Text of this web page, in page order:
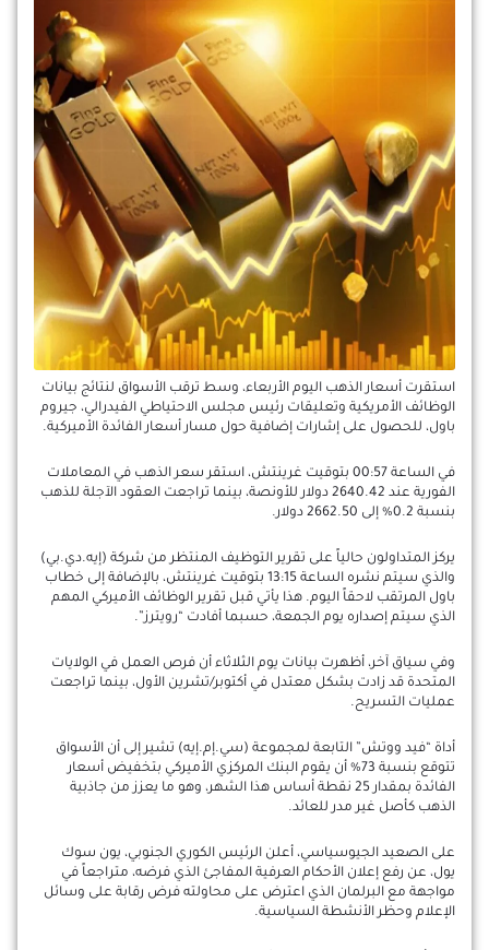
استقرت أسعار الذهب اليوم الأربعاء، وسط ترقب الأسواق لنتائج بيانات
الوظائف الأمريكية وتعليقات رئيس مجلس الاحتياطي الفيدرالي، جيروم
باول، للحصول على إشارات إضافية حول مسار أسعار الفائدة الأميركية.
في الساعة 00:57 بتوقيت غرينتش، استقر سعر الذهب في المعاملات
الفورية عند 2640.42 دولار للأونصة، بينما تراجعت العقود الآجلة للذهب
بنسبة 0.2% إلى 2662.50 دولار.
يركز المتداولون حالياً على تقرير التوظيف المنتظر من شركة (إيه.دي.بي)
والذي سيتم نشره الساعة 13:15 بتوقيت غرينتش، بالإضافة إلى خطاب
باول المرتقب لاحقاً اليوم. هذا يأتي قبل تقرير الوظائف الأميركي المهم
الذي سيتم إصداره يوم الجمعة، حسبما أفادت “رويترز”.
وفي سياق آخر، أظهرت بيانات يوم الثلاثاء أن فرص العمل في الولايات
المتحدة قد زادت بشكل معتدل في أكتوبر/تشرين الأول، بينما تراجعت
عمليات التسريح.
أداة “فيد ووتش” التابعة لمجموعة (سي.إم.إيه) تشير إلى أن الأسواق
تتوقع بنسبة 73% أن يقوم البنك المركزي الأميركي بتخفيض أسعار
الفائدة بمقدار 25 نقطة أساس هذا الشهر، وهو ما يعزز من جاذبية
الذهب كأصل غير مدر للعائد.
على الصعيد الجيوسياسي، أعلن الرئيس الكوري الجنوبي، يون سوك
يول، عن رفع إعلان الأحكام العرفية المفاجئ الذي فرضه، متراجعاً في
مواجهة مع البرلمان الذي اعترض على محاولته فرض رقابة على وسائل
الإعلام وحظر الأنشطة السياسية.